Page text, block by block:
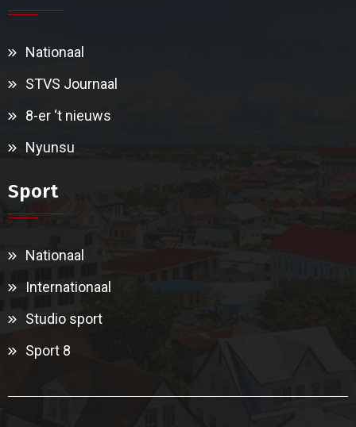
Nationaal
STVS Journaal
8-er ‘t nieuws
Nyunsu
Sport
Nationaal
Internationaal
Studio sport
Sport 8